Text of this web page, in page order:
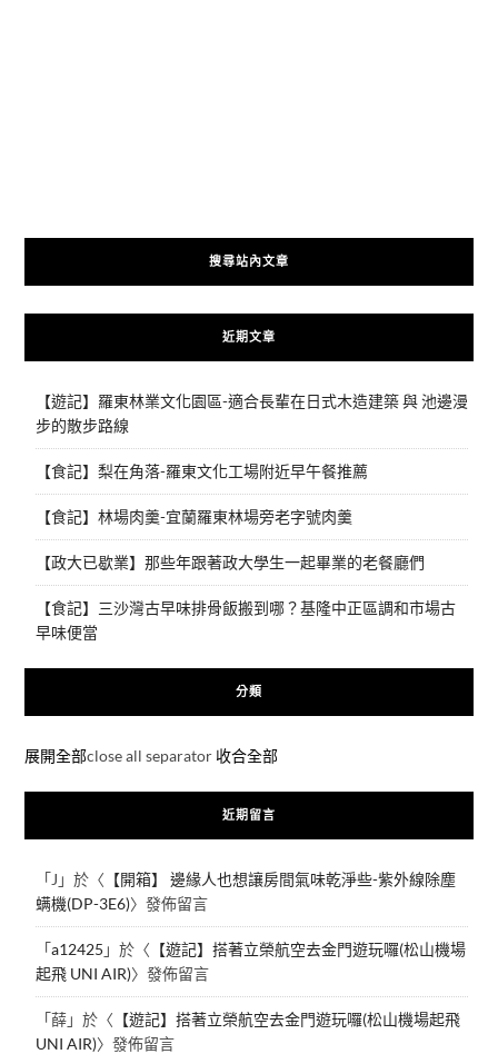
搜尋站內文章
近期文章
【遊記】羅東林業文化園區-適合長輩在日式木造建築 與 池邊漫
步的散步路線
【食記】梨在角落-羅東文化工場附近早午餐推薦
【食記】林場肉羹-宜蘭羅東林場旁老字號肉羹
【政大已歇業】那些年跟著政大學生一起畢業的老餐廳們
【食記】三沙灣古早味排骨飯搬到哪？基隆中正區調和市場古
早味便當
分類
展開全部close all separator 收合全部
近期留言
「J 」於〈 【開箱】 邊緣人也想讓房間氣味乾淨些-紫外線除塵
螨機(DP-3E6)〉發佈留言
「a12425 」於〈 【遊記】搭著立榮航空去金門遊玩囉(松山機場
起飛 UNI AIR)〉發佈留言
「薛」於〈 【遊記】搭著立榮航空去金門遊玩囉(松山機場起飛
UNI AIR)〉發佈留言